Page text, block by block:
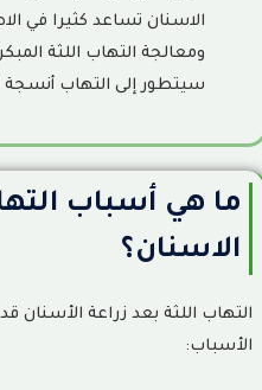
الاسنان تساعد كثيرا في
ومعالجة التهاب اللثة
سيتطور إلى التهاب أنسجة
ما هي أسباب
الاسنان؟
التهاب اللثة بعد زراعة الأسنان
الأسباب: